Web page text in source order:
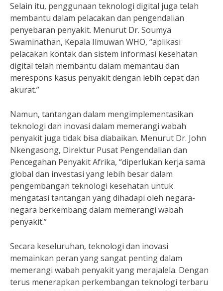
Selain itu, penggunaan teknologi digital juga telah
membantu dalam pelacakan dan pengendalian
penyebaran penyakit. Menurut Dr. Soumya
Swaminathan, Kepala Ilmuwan WHO, “aplikasi
pelacakan kontak dan sistem informasi kesehatan
digital telah membantu dalam memantau dan
merespons kasus penyakit dengan lebih cepat dan
akurat.”
Namun, tantangan dalam mengimplementasikan
teknologi dan inovasi dalam memerangi wabah
penyakit juga tidak bisa diabaikan. Menurut Dr. John
Nkengasong, Direktur Pusat Pengendalian dan
Pencegahan Penyakit Afrika, “diperlukan kerja sama
global dan investasi yang lebih besar dalam
pengembangan teknologi kesehatan untuk
mengatasi tantangan yang dihadapi oleh negara-
negara berkembang dalam memerangi wabah
penyakit.”
Secara keseluruhan, teknologi dan inovasi
memainkan peran yang sangat penting dalam
memerangi wabah penyakit yang merajalela. Dengan
terus menerapkan perkembangan teknologi terbaru